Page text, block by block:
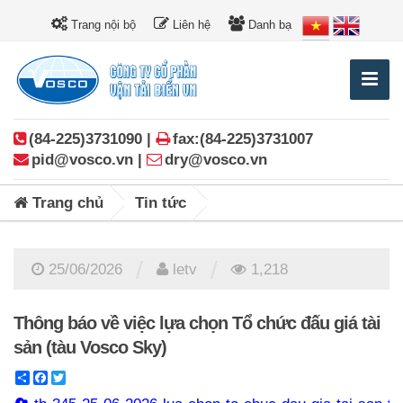
Trang nội bộ Liên hệ Danh bạ
(84-225)3731090 |
fax:(84-225)3731007
pid@vosco.vn |
dry@vosco.vn
Trang chủ Tin tức
25/06/2026 letv 1,218
Thông báo về việc lựa chọn Tổ chức đấu giá tài
sản (tàu Vosco Sky)
ShareFacebook